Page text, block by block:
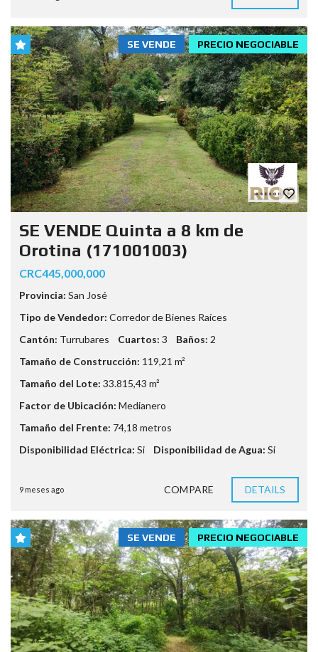
PRECIO NEGOCIABLE
SE VENDE
SE VENDE Quinta a 8 km de
Orotina (171001003)
CRC445,000,000
Provincia: San José
Tipo de Vendedor: Corredor de Bienes Raíces
Cantón: Turrubares Cuartos: 3 Baños: 2
Tamaño de Construcción: 119,21 m²
Tamaño del Lote: 33.815,43 m²
Factor de Ubicación: Medianero
Tamaño del Frente: 74,18 metros
Disponibilidad Eléctrica: Si Disponibilidad de Agua: Si
9 meses ago COMPARE DETAILS
PRECIO NEGOCIABLE
SE VENDE